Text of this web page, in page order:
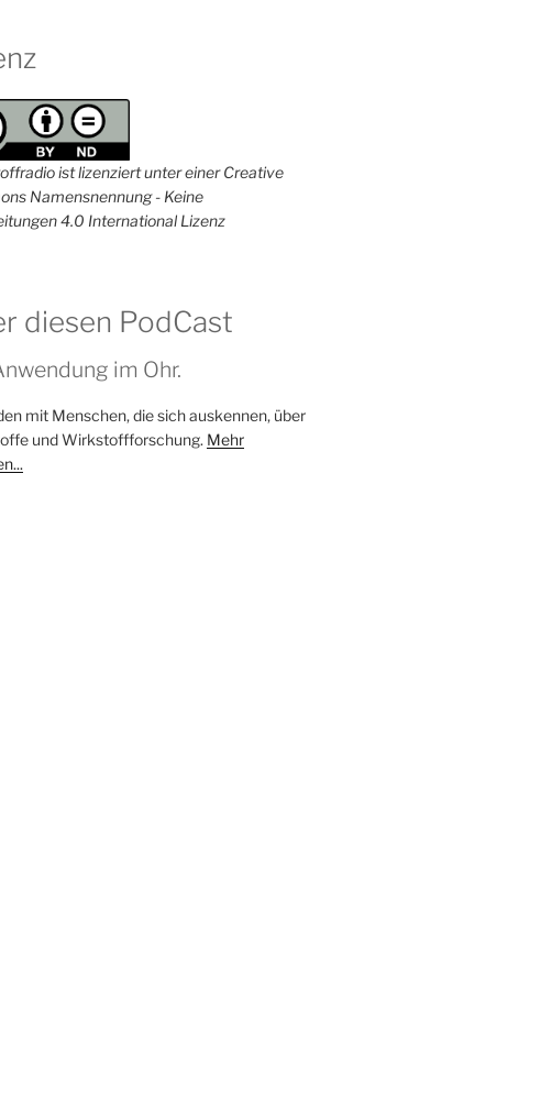
ist lizenziert unter einer Creative
Namensnennung - Keine
4.0 International Lizenz
diesen PodCast
im Ohr.
mit Menschen, die sich auskennen, über
und Wirkstoffforschung. Mehr